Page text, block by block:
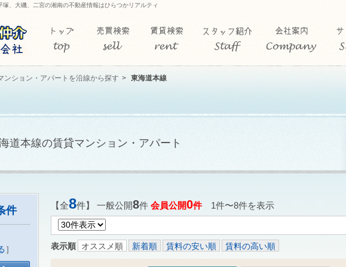
、大磯、二宮の湘南の不動産情報はひらつかリアルティ
ンション・アパートを沿線から探す 東海道本線
道本線の賃貸マンション・アパート
【全8件】 一般公開8件 会員公開0件1件〜8件を表示
表示順 オススメ順 新着順 賃料の安い順 賃料の高い順
件
］